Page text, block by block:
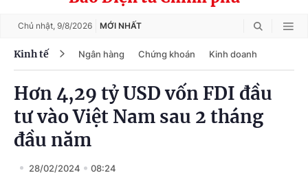
Chủ nhật, 9/8/2026 MỚI NHẤT
Kinh tế Ngân hàng Chứng khoán Kinh doanh
Hơn 4,29 tỷ USD vốn FDI đầu
tư vào Việt Nam sau 2 tháng
đầu năm
28/02/2024 08:24